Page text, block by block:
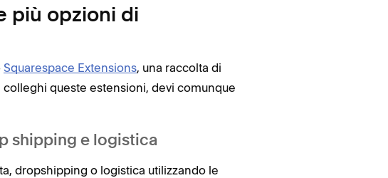
più opzioni di
Squarespace Extensions, una raccolta di
queste estensioni, devi comunque
shipping e logistica
dropshipping o logistica utilizzando le